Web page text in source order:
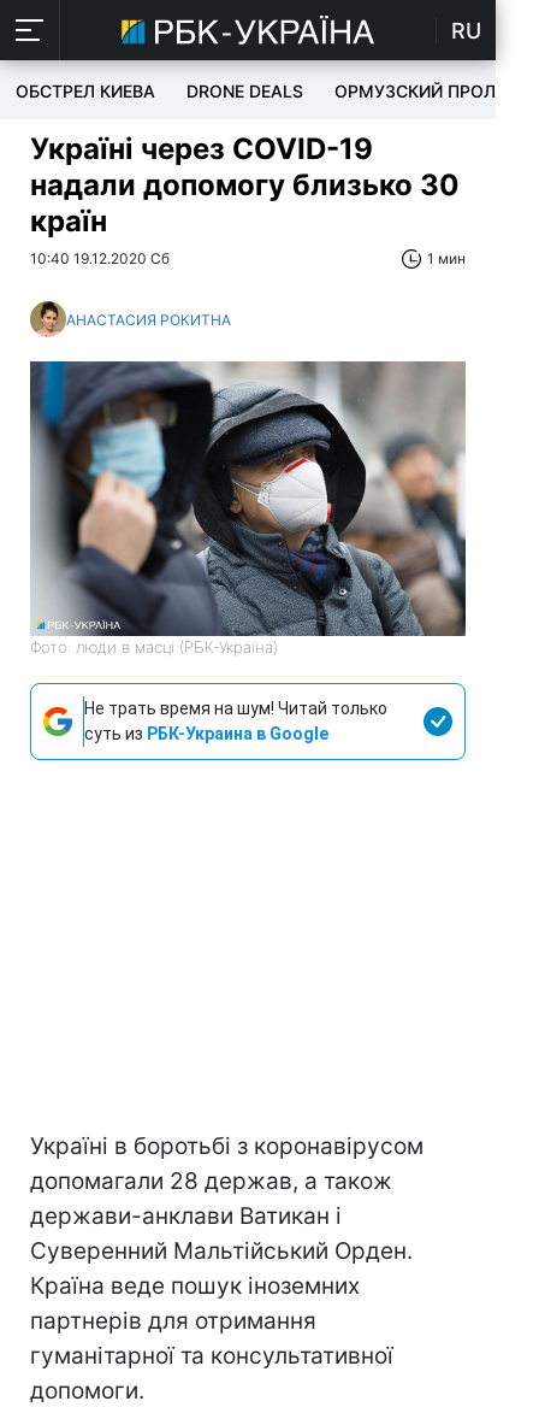
RU
ОБСТРЕЛ КИЕВА DRONE DEALS ОРМУЗСКИЙ ПРОЛИВ
Україні через СOVID-19
надали допомогу близько 30
країн
10:40 19.12.2020 Сб 1 мин
АНАСТАСИЯ РОКИТНА
Фото: люди в масці (РБК-Україна)
Не трать время на шум! Читай только
суть из РБК-Украина в Google
Україні в боротьбі з коронавірусом
допомагали 28 держав, а також
держави-анклави Ватикан і
Суверенний Мальтійський Орден.
Країна веде пошук іноземних
партнерів для отримання
гуманітарної та консультативної
допомоги.